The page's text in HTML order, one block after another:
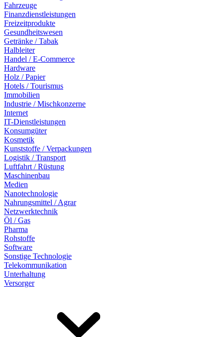
Fahrzeuge
Finanzdienstleistungen
Freizeitprodukte
Gesundheitswesen
Getränke / Tabak
Halbleiter
Handel / E-Commerce
Hardware
Holz / Papier
Hotels / Tourismus
Immobilien
Industrie / Mischkonzerne
Internet
IT-Dienstleistungen
Konsumgüter
Kosmetik
Kunststoffe / Verpackungen
Logistik / Transport
Luftfahrt / Rüstung
Maschinenbau
Medien
Nanotechnologie
Nahrungsmittel / Agrar
Netzwerktechnik
Öl / Gas
Pharma
Rohstoffe
Software
Sonstige Technologie
Telekommunikation
Unterhaltung
Versorger